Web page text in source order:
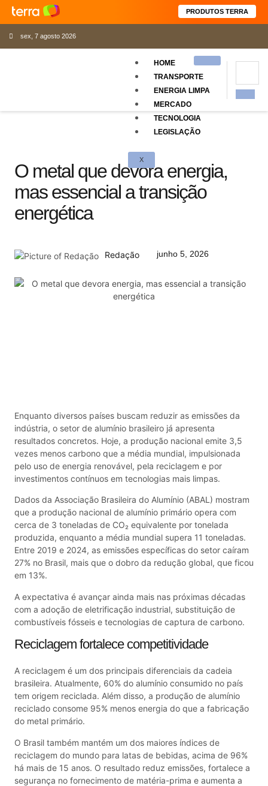
PRODUTOS TERRA
sex, 7 agosto 2026
HOME
TRANSPORTE
ENERGIA LIMPA
MERCADO
TECNOLOGIA
LEGISLAÇÃO
X
O metal que devora energia,
mas essencial a transição
energética
Redação junho 5, 2026
Enquanto diversos países buscam reduzir as emissões da
indústria, o setor de alumínio brasileiro já apresenta
resultados concretos. Hoje, a produção nacional emite 3,5
vezes menos carbono que a média mundial, impulsionada
pelo uso de energia renovável, pela reciclagem e por
investimentos contínuos em tecnologias mais limpas.
Dados da Associação Brasileira do Alumínio (ABAL) mostram
que a produção nacional de alumínio primário opera com
cerca de 3 toneladas de CO₂ equivalente por tonelada
produzida, enquanto a média mundial supera 11 toneladas.
Entre 2019 e 2024, as emissões específicas do setor caíram
27% no Brasil, mais que o dobro da redução global, que ficou
em 13%.
A expectativa é avançar ainda mais nas próximas décadas
com a adoção de eletrificação industrial, substituição de
combustíveis fósseis e tecnologias de captura de carbono.
Reciclagem fortalece competitividade
A reciclagem é um dos principais diferenciais da cadeia
brasileira. Atualmente, 60% do alumínio consumido no país
tem origem reciclada. Além disso, a produção de alumínio
reciclado consome 95% menos energia do que a fabricação
do metal primário.
O Brasil também mantém um dos maiores índices de
reciclagem do mundo para latas de bebidas, acima de 96%
há mais de 15 anos. O resultado reduz emissões, fortalece a
segurança no fornecimento de matéria-prima e aumenta a